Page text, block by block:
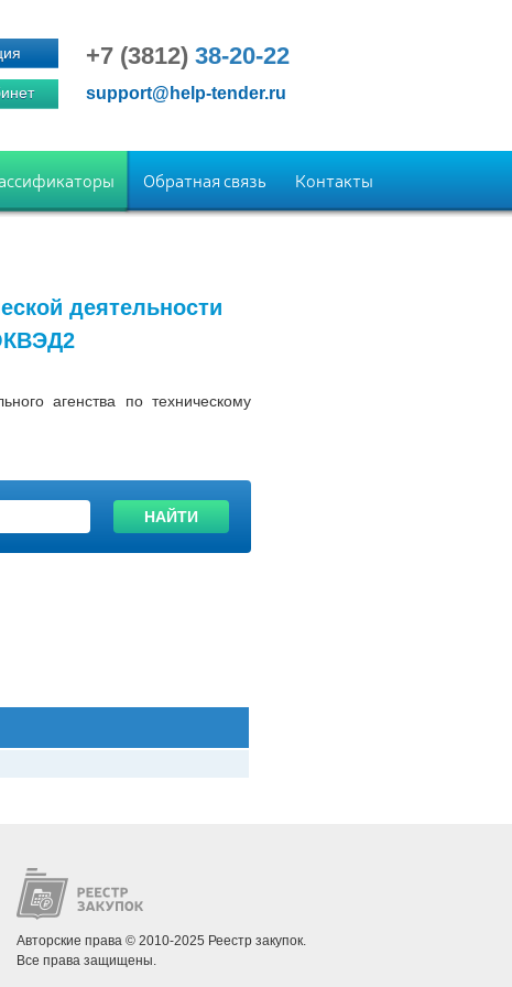
+7 (3812) 38-20-22
support@help-tender.ru
Обратная связь Контакты
деятельности
агенства по техническому
НАЙТИ
Авторские права © 2010-2025 Реестр закупок.
Все права защищены.